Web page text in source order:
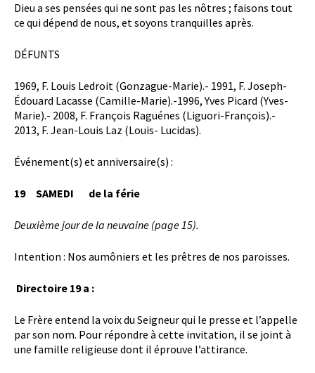
Dieu a ses pensées qui ne sont pas les nôtres ; faisons tout
ce qui dépend de nous, et soyons tranquilles après.
DÉFUNTS
1969, F. Louis Ledroit (Gonzague-Marie).- 1991, F. Joseph-
Édouard Lacasse (Camille-Marie).-1996, Yves Picard (Yves-
Marie).- 2008, F. François Raguénes (Liguori-François).-
2013, F. Jean-Louis Laz (Louis- Lucidas).
Événement(s) et anniversaire(s) :
19 SAMEDI de la férie
Deuxième jour de la neuvaine (page 15).
Intention : Nos aumôniers et les prêtres de nos paroisses.
Directoire 19 a :
Le Frère entend la voix du Seigneur qui le presse et l’appelle
par son nom. Pour répondre à cette invitation, il se joint à
une famille religieuse dont il éprouve l’attirance.